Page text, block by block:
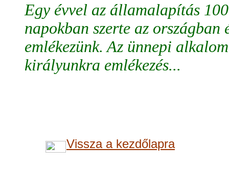
Egy évvel az államalapítás
napokban szerte az
emlékezünk. Az ünnepi
királyunkra emlékezés...
Vissza a kezdőlapra